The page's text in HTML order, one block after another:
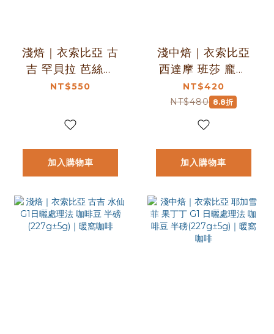
淺焙｜衣索比亞 古
吉 罕貝拉 芭絲特
藝伎 水洗處理法 咖
(227g±5g)｜暖窩
NT$550
加入購物車
淺中焙｜衣索比亞
西達摩 班莎 龐貝
G1 日曬處理法｜芒
果乾與太妃糖甜感
(半磅)｜暖窩咖啡
NT$420
NT$480 8.8折
加入購物車